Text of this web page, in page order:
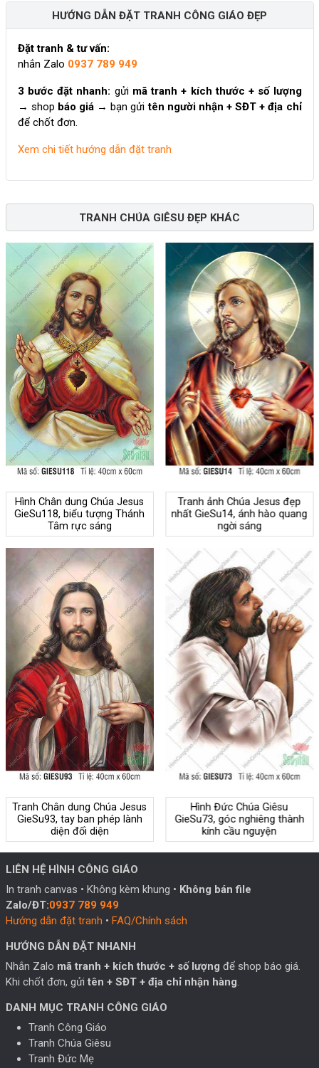
HƯỚNG DẪN ĐẶT TRANH CÔNG GIÁO ĐẸP
Đặt tranh & tư vấn:
nhắn Zalo 0937 789 949
3 bước đặt nhanh: gửi mã tranh + kích thước + số lượng
→ shop báo giá→ bạn gửitên người nhận + SĐT + địa chỉ
để chốt đơn.
Xem chi tiết hướng dẫn đặt tranh
TRANH CHÚA GIÊSU ĐẸP KHÁC
Hình Chân dung Chúa Jesus
GieSu118, biểu tượng Thánh
Tâm rực sáng
Tranh ảnh Chúa Jesus đẹp
nhất GieSu14, ánh hào quang
ngời sáng
Tranh Chân dung Chúa Jesus
GieSu93, tay ban phép lành
diện đối diện
Hình Đức Chúa Giêsu
GieSu73, góc nghiêng thành
kính cầu nguyện
LIÊN HỆ HÌNH CÔNG GIÁO
In tranh canvas • Không kèm khung • Không bán file
Zalo/ĐT:0937 789 949
Hướng dẫn đặt tranh • FAQ/Chính sách
HƯỚNG DẪN ĐẶT NHANH
Nhắn Zalo mã tranh + kích thước + số lượng để shop báo giá.
Khi chốt đơn, gửi tên + SĐT + địa chỉ nhận hàng.
DANH MỤC TRANH CÔNG GIÁO
Tranh Công Giáo
Tranh Chúa Giêsu
Tranh Đức Mẹ